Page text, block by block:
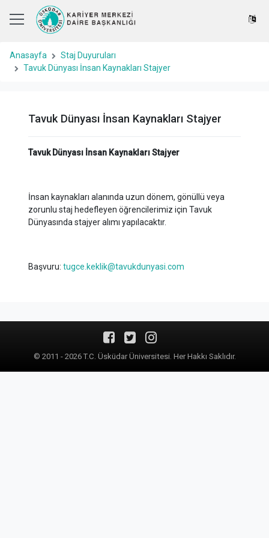
Anasayfa
Staj Duyuruları
Tavuk Dünyası İnsan Kaynakları Stajyer
Tavuk Dünyası İnsan Kaynakları Stajyer
Tavuk Dünyası İnsan Kaynakları Stajyer
İnsan kaynakları alanında uzun dönem, gönüllü veya
zorunlu staj hedefleyen öğrencilerimiz için Tavuk
Dünyasında stajyer alımı yapılacaktır.
Başvuru: tugce.keklik@tavukdunyasi.com
© 2011 - 2026 T.C. Üsküdar Üniversitesi. Her Hakkı Saklıdır.